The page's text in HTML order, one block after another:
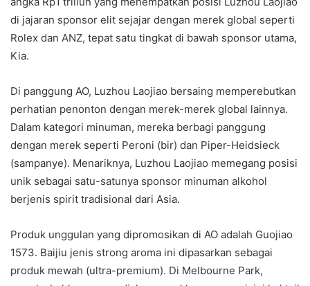
di jajaran sponsor elit sejajar dengan merek global seperti
Rolex dan ANZ, tepat satu tingkat di bawah sponsor utama,
Kia.
Di panggung AO, Luzhou Laojiao bersaing memperebutkan
perhatian penonton dengan merek-merek global lainnya.
Dalam kategori minuman, mereka berbagi panggung
dengan merek seperti Peroni (bir) dan Piper-Heidsieck
(sampanye). Menariknya, Luzhou Laojiao memegang posisi
unik sebagai satu-satunya sponsor minuman alkohol
berjenis spirit tradisional dari Asia.
Produk unggulan yang dipromosikan di AO adalah Guojiao
1573. Baijiu jenis strong aroma ini dipasarkan sebagai
produk mewah (ultra-premium). Di Melbourne Park,